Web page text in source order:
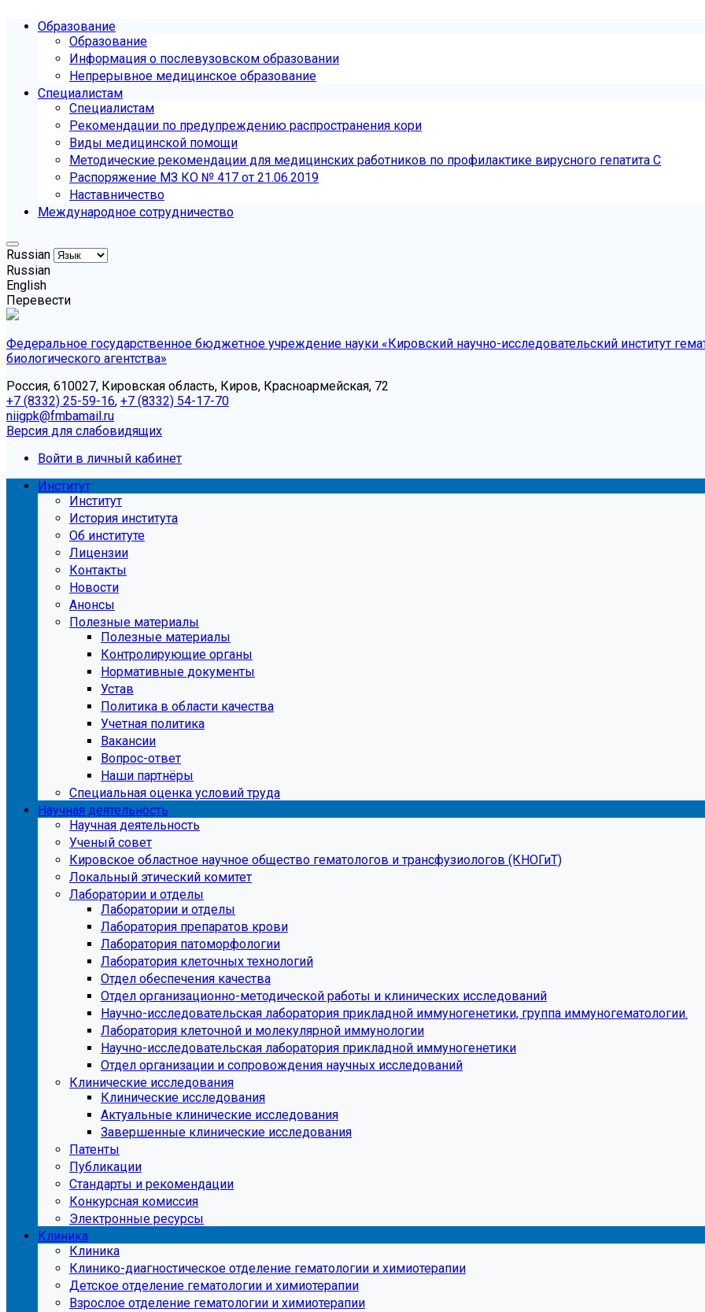
Образование
Образование
Информация о послевузовском образовании
Непрерывное медицинское образование
Специалистам
Специалистам
Рекомендации по предупреждению распространения кори
Виды медицинской помощи
Методические рекомендации для медицинских работников по профилактике вирусного гепатита С
Распоряжение МЗ КО № 417 от 21.06.2019
Наставничество
Международное сотрудничество
Russian
Russian
English
Перевести
Федеральное государственное бюджетное учреждение науки «Кировский научно-исследовательский институт
биологического агентства»
Россия, 610027, Кировская область, Киров, Красноармейская, 72
+7 (8332) 25-59-16, +7 (8332) 54-17-70
niigpk@fmbamail.ru
Версия для слабовидящих
Войти в личный кабинет
Институт
Институт
История института
Об институте
Лицензии
Контакты
Новости
Анонсы
Полезные материалы
Полезные материалы
Контролирующие органы
Нормативные документы
Устав
Политика в области качества
Учетная политика
Вакансии
Вопрос-ответ
Наши партнёры
Специальная оценка условий труда
Научная деятельность
Научная деятельность
Ученый совет
Кировское областное научное общество гематологов и трансфузиологов (КНОГиТ)
Локальный этический комитет
Лаборатории и отделы
Лаборатории и отделы
Лаборатория препаратов крови
Лаборатория патоморфологии
Лаборатория клеточных технологий
Отдел обеспечения качества
Отдел организационно-методической работы и клинических исследований
Научно-исследовательская лаборатория прикладной иммуногенетики, группа иммуногематологии.
Лаборатория клеточной и молекулярной иммунологии
Научно-исследовательская лаборатория прикладной иммуногенетики
Отдел организации и сопровождения научных исследований
Клинические исследования
Клинические исследования
Актуальные клинические исследования
Завершенные клинические исследования
Патенты
Публикации
Стандарты и рекомендации
Конкурсная комиссия
Электронные ресурсы
Клиника
Клиника
Клинико-диагностическое отделение гематологии и химиотерапии
Детское отделение гематологии и химиотерапии
Взрослое отделение гематологии и химиотерапии